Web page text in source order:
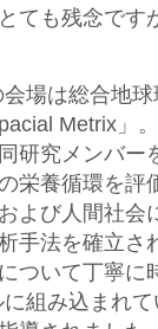
ても残念です
場は総合地
Metrix」
研究メンバー
栄養循環を評
よび人間社会
手法を確立さ
ついて丁寧に
組み込まれ